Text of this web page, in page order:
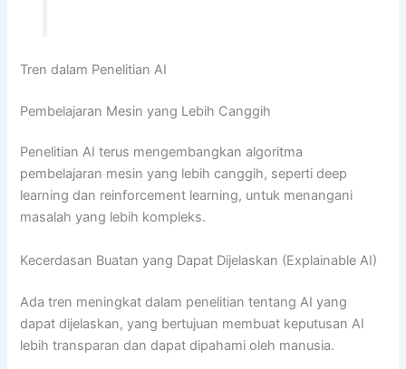
Tren dalam Penelitian AI
Pembelajaran Mesin yang Lebih Canggih
Penelitian AI terus mengembangkan algoritma
pembelajaran mesin yang lebih canggih, seperti deep
learning dan reinforcement learning, untuk menangani
masalah yang lebih kompleks.
Kecerdasan Buatan yang Dapat Dijelaskan (Explainable AI)
Ada tren meningkat dalam penelitian tentang AI yang
dapat dijelaskan, yang bertujuan membuat keputusan AI
lebih transparan dan dapat dipahami oleh manusia.